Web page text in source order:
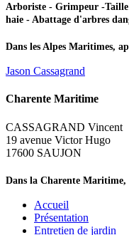
Arboriste - Grimpeur -Taille
haie - Abattage d'arbres
Dans les Alpes Maritimes,
Jason Cassagrand
Charente Maritime
CASSAGRAND Vincent
19 avenue Victor Hugo
17600 SAUJON
Dans la Charente Maritime,
Accueil
Présentation
Entretien de jardin